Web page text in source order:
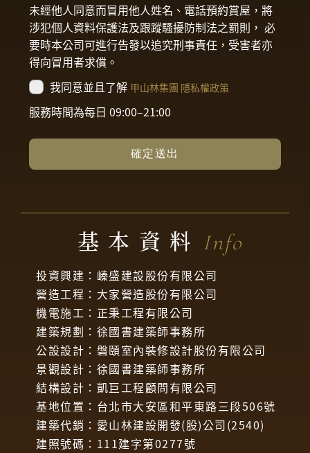
未經他人同意而冒用他人姓名、電話預約賞屋，將
涉犯個人資料保護法及跟蹤騷擾防制法之罰則， 必
要時本公司可進行告發以追究刑事責任，受害者亦
得向冒用者求償。
我同意並且了解 甲山林集團 隱私權政策
服務時間為每日 09:00–21:00
確定送出
基本資料 Info
投資興建：𡻈盛建設股份有限公司
營造工程：大家營造股份有限公司
機電施工：正秉工程有限公司
建築規劃：徐國書建築師事務所
公設設計：磐頤室內裝修設計股份有限公司
景觀設計：徐國書建築師事務所
結構設計：凱巨工程顧問有限公司
基地位置：台北市大安區和平東路三段506號
建築代銷：愛山林建設開發(股)公司(2540)
建照號碼：111建字第0277號